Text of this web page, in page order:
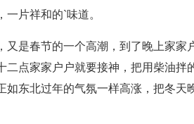
片祥和的`味道。
又是春节的一个高潮，到了晚上家家
二点家家户户就要接神，把用柴油拌
如东北过年的气氛一样高涨，把冬天